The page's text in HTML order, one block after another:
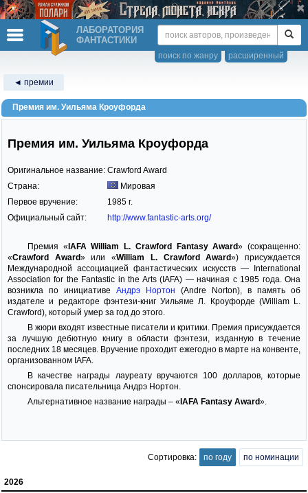
ЛАБОРАТОРИЯ
ФАНТАСТИКИ
расширенный
поиск по жанру
◄ премии
Премия им. Уильяма Кроуфорда
Премия им. Уильяма Кроуфорда
Оригинальное название: Crawford Award
Страна:
Мировая
Первое вручение:
1985 г.
Официальный сайт:
http://www.fantastic-arts.org/
Премия «IAFA William L. Crawford Fantasy Award» (сокращенно:
«Crawford Award» или «William L. Crawford Award») присуждается
Международной ассоциацией фантастических искусств — International
Association for the Fantastic in the Arts (IAFA) — начиная с 1985 года. Она
возникла по инициативе Андрэ Нортон (Andre Norton), в память об
издателе и редакторе фэнтези-книг Уильяме Л. Кроуфорде (William L.
Crawford), который умер за год до этого.
В жюри входят известные писатели и критики. Премия присуждается
за лучшую дебютную книгу в области фэнтези, изданную в течение
последних 18 месяцев. Вручение проходит ежегодно в марте на конвенте,
организованном IAFA.
В качестве награды лауреату вручаются 100 долларов, которые
спонсировала писательница Андрэ Нортон.
Альтернативное название награды – «IAFA Fantasy Award».
Сортировка: по году по номинации
2026